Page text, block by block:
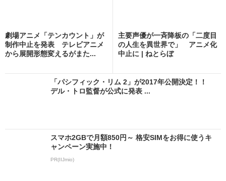
劇場アニメ「テンカウント」が
制作中止を発表 テレビアニメ
から展開形態変えるがまた...
主要声優が一斉降板の「二度目
の人生を異世界で」 アニメ化
中止に | ねとらぼ
「パシフィック・リム 2」が2017年公開決定！！
デル・トロ監督が公式に発表 ...
スマホ2GBで月額850円～ 格安SIMをお得に使うキ
ャンペーン実施中！
PR(IIJmio)